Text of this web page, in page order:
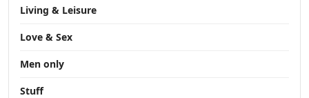
Living & Leisure
Love & Sex
Men only
Stuff